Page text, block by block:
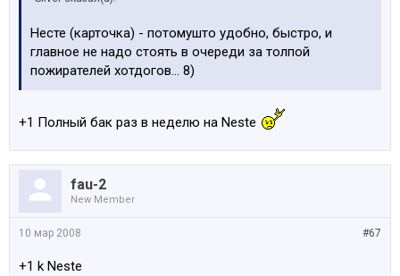
Несте (карточка) - потомушто удобно, быстро, и
главное не надо стоять в очереди за толпой
пожирателей хотдогов... 8)
+1 Полный бак раз в неделю на Neste
fau-2
New Member
#67
10 мар 2008
+1 k Neste